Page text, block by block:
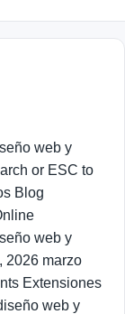
web y
or ESC to
Blog
web y
2026 marzo
Extensiones
web y